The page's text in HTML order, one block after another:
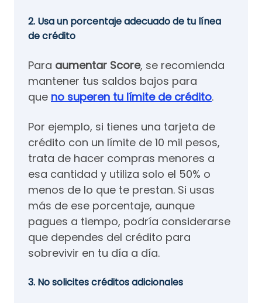
2. Usa un porcentaje adecuado de tu línea
de crédito
Para aumentar Score, se recomienda
mantener tus saldos bajos para
que no superen tu límite de crédito.
Por ejemplo, si tienes una tarjeta de
crédito con un límite de 10 mil pesos,
trata de hacer compras menores a
esa cantidad y utiliza solo el 50% o
menos de lo que te prestan. Si usas
más de ese porcentaje, aunque
pagues a tiempo, podría considerarse
que dependes del crédito para
sobrevivir en tu día a día.
3. No solicites créditos adicionales